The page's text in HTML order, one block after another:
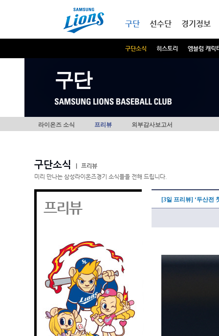
구단
구단소식 히스토리 엠블럼 캐릭
선수단 경기정보
구단
라이온즈 소식 프리뷰 외부감사보고서
구단소식
프리뷰
미리 만나는 삼성라이온즈경기 소식들을 전해 드립니다.
프리뷰 [3일 프리뷰] ‘두산전